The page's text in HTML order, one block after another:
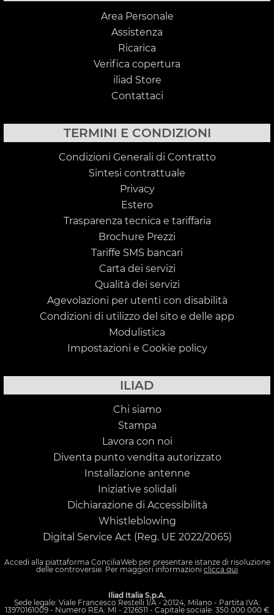
Area Personale
Assistenza
Ricarica
Verifica copertura
iliad Store
Contattaci
TERMINI E CONDIZIONI
Condizioni Generali di Contratto
Sintesi contrattuale
Privacy
Estero
Trasparenza tecnica e tariffaria
Brochure Prezzi
Tariffe SMS bancari
Carta dei servizi
Qualità dei servizi
Agevolazioni per utenti con disabilità
Condizioni di utilizzo del sito e delle app
Modulistica
Impostazioni e Cookie policy
ILIAD
Chi siamo
Stampa
Lavora con noi
Diventa punto vendita autorizzato
Installazione antenne
Iniziative solidali
Dichiarazione di Accessibilità
Whistleblowing
Digital Service Act (Reg. UE 2022/2065)
Accedi alla piattaforma ConciliaWebper presentare istanze di risoluzione
delle controversie. Per maggiori informazioni clicca qui
Iliad Italia S.p.A.
Sede legale: Viale Francesco Restelli 1/A - 20124, Milano - Partita IVA:
13970161009 - Numero REA: MI - 2126511 - Capitale sociale: 350.000.000 €